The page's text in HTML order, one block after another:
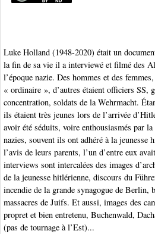
Luke Holland (1948-2020) était un
la fin de sa vie il a interviewé et filmé des
l’époque nazie. Des hommes et des
« ordinaire », d’autres étaient officiers SS,
concentration, soldats de la Wehrmacht.
ils étaient très jeunes lors de l’arrivée
avoir été séduits, voire enthousiasmés par
nazies, souvent ils ont adhéré à la jeunesse
l’avis de leurs parents, l’un d’entre eux
interviews sont intercalées des images
de la jeunesse hitlérienne, discours du
incendie de la grande synagogue de Berlin,
massacres de Juifs. Et aussi, images des
propret et bien entretenu, Buchenwald,
(pas de tournage à l’Est)...